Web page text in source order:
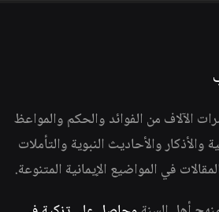
الآلاف من الفوائد والحكم والمواعظ
والأذكار والأحاديث النبوية والتأملات
في المواضيع الإيمانية المتنوعة.